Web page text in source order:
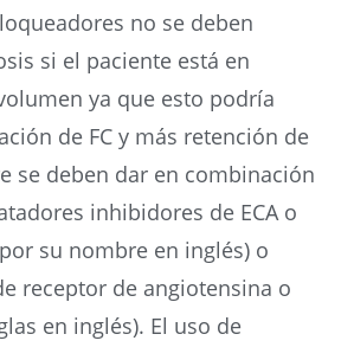
no se deben
si el paciente está en
ya que esto podría
de FC y más retención de
se deben dar en combinación
inhibidores de ECA o
su nombre en inglés) o
receptor de angiotensina o
en inglés). El uso de